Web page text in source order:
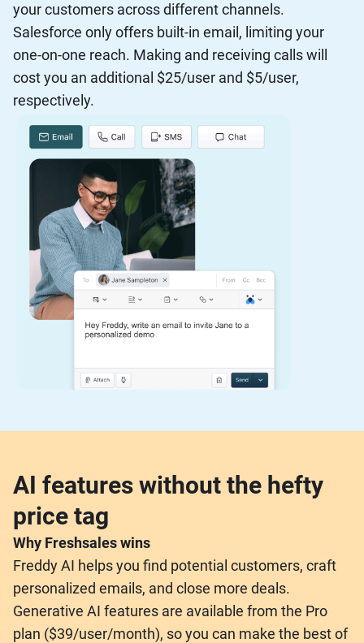
your customers across different channels.
Salesforce only offers built-in email, limiting your
one-on-one reach. Making and receiving calls will
cost you an additional $25/user and $5/user,
respectively.
AI features without the hefty
price tag
Why Freshsales wins
Freddy AI helps you find potential customers, craft
personalized emails, and close more deals.
Generative AI features are available from the Pro
plan ($39/user/month), so you can make the best of